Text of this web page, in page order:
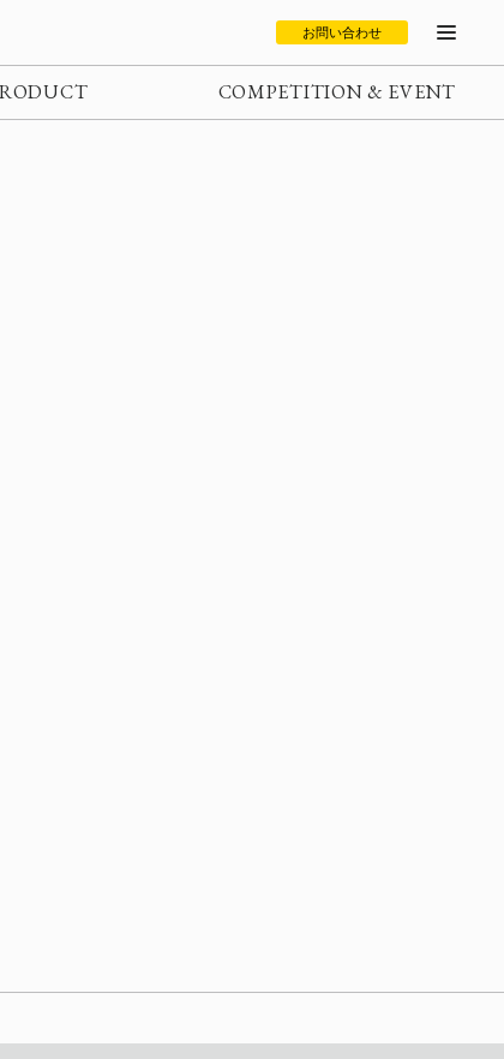
お問い合わせ
COMPETITION & EVENT